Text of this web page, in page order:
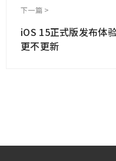
下一篇 >
iOS 15正式版发布体
更不更新